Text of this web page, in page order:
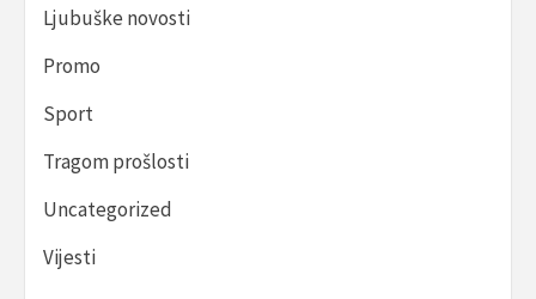
Ljubuške novosti
Promo
Sport
Tragom prošlosti
Uncategorized
Vijesti